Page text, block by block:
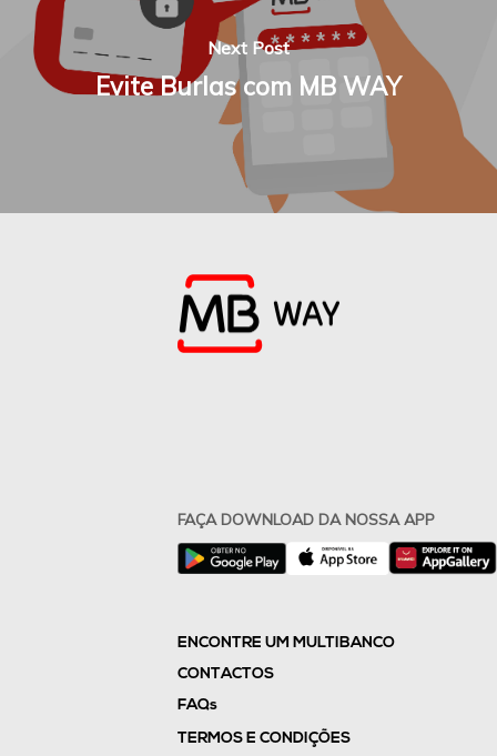
Next Post
Evite Burlas com MB WAY
FAÇA DOWNLOAD DA NOSSA APP
ENCONTRE UM MULTIBANCO
CONTACTOS
FAQs
TERMOS E CONDIÇÕES